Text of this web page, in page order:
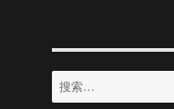
搜
索：